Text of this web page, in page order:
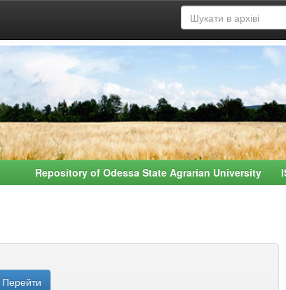
Repository of Odessa State Agrarian University